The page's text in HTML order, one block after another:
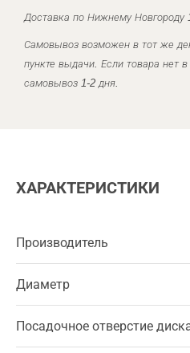
Доставка по Нижнему Новгороду
Самовывоз возможен в тот же
пункте выдачи. Если товара нет
самовывоз 1-2 дня.
ХАРАКТЕРИСТИКИ
Производитель
Диаметр
Посадочное отверстие